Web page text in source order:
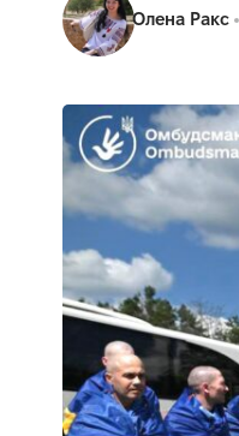
Олена Ракс